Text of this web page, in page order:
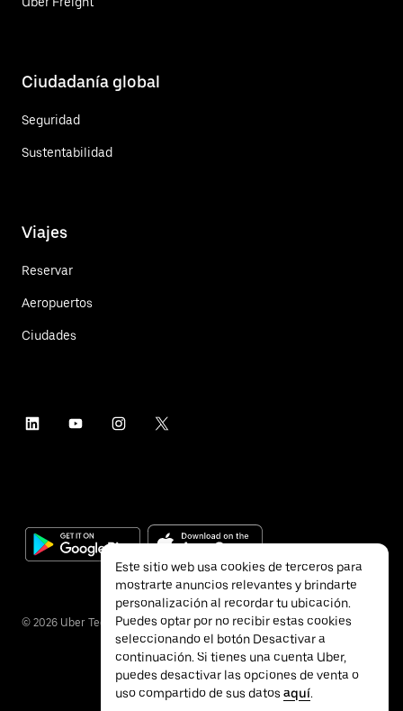
Ciudadanía global
Seguridad
Sustentabilidad
Viajes
Reservar
Aeropuertos
Ciudades
© 2026 Uber Technologies Inc.
Este sitio web usa cookies de terceros para
mostrarte anuncios relevantes y brindarte
personalización al recordar tu ubicación.
Puedes optar por no recibir estas cookies
seleccionando el botón Desactivar a
continuación. Si tienes una cuenta Uber,
puedes desactivar las opciones de venta o
uso compartido de sus datos aquí.